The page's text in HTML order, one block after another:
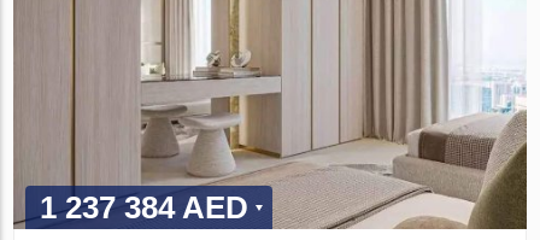
1 237 384 AED